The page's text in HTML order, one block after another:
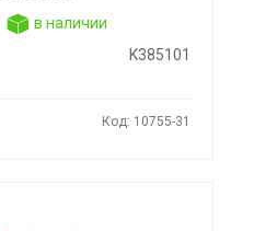
в наличии
K385101
Код: 10755-31